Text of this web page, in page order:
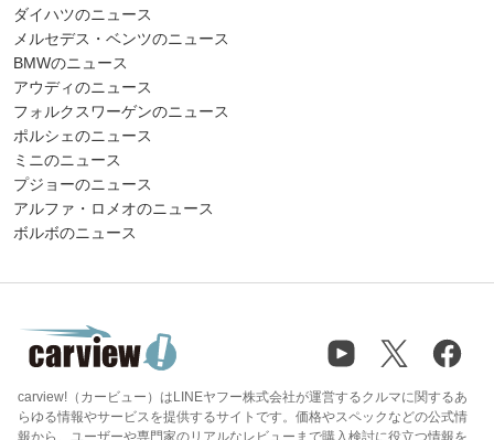
ダイハツのニュース
メルセデス・ベンツのニュース
BMWのニュース
アウディのニュース
フォルクスワーゲンのニュース
ポルシェのニュース
ミニのニュース
プジョーのニュース
アルファ・ロメオのニュース
ボルボのニュース
carview!（カービュー）はLINEヤフー株式会社が運営するクルマに関するあ
らゆる情報やサービスを提供するサイトです。価格やスペックなどの公式情
報から、ユーザーや専門家のリアルなレビューまで購入検討に役立つ情報を